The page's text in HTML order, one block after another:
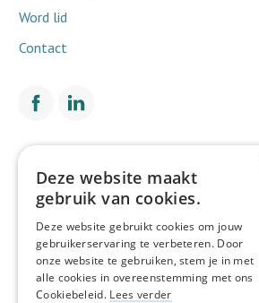
Word lid
Contact
Met de financiële steun van
Deze website maakt
gebruik van cookies.
Deze website gebruikt cookies om jouw
gebruikerservaring te verbeteren. Door
onze website te gebruiken, stem je in met
alle cookies in overeenstemming met ons
Cookiebeleid. Lees verder